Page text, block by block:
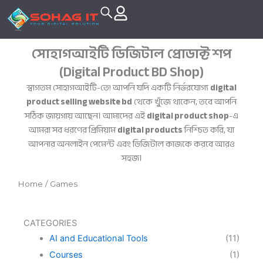
to
সোহাগআইটি ডিজিটাল প্রোডাক্ট শপ
(Digital Product BD Shop)
স্বাগতম সোহাগআইটি-তে! আপনি যদি একটি নির্ভরযোগ্যdigital
product selling website bdথেকে খুঁজে থাকেন, তবে আপনি
সঠিক জায়গায় আছেন। আমাদের এইdigital product shop-এ
আমরা সব ধরণের প্রিমিয়ামdigital productsনিশ্চিত করি, যা
আপনার অনলাইন পেমেন্ট এবং ডিজিটাল কাজকে করবে আরও
সহজ।
Home / Games
CATEGORIES
AI and Educational Tools
(11)
Courses
(1)